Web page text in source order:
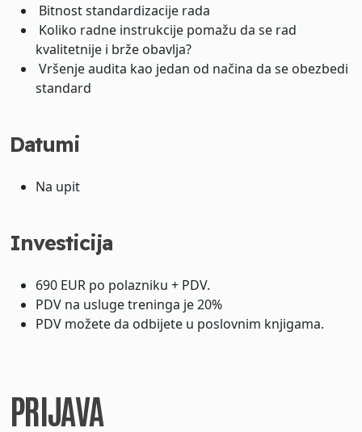
Bitnost standardizacije rada
Koliko radne instrukcije pomažu da se rad
kvalitetnije i brže obavlja?
Vršenje audita kao jedan od načina da se obezbedi
standard
Datumi
Na upit
Investicija
690 EUR po polazniku + PDV.
PDV na usluge treninga je 20%
PDV možete da odbijete u poslovnim knjigama.
PRIJAVA